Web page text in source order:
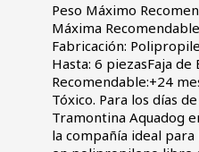
Peso Máximo
Máxima
Fabricación:
Hasta: 6 piezasFaja de
Recomendable:+24
Tóxico. Para los días
Tramontina Aquadog
la compañía ideal